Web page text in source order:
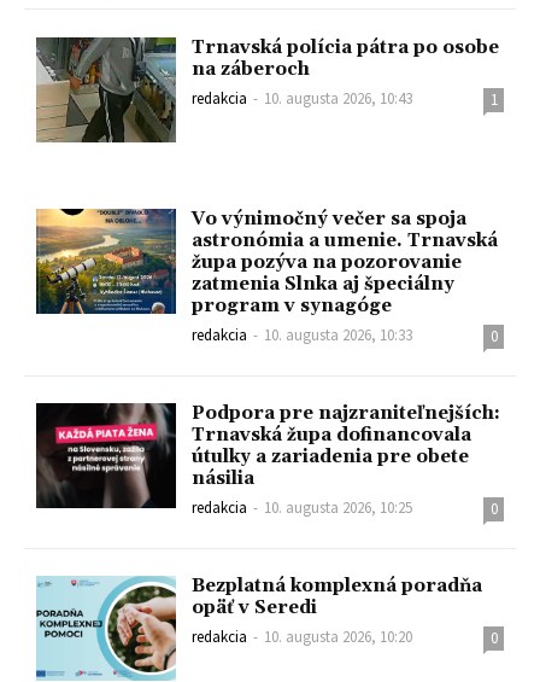
Trnavská polícia pátra po osobe
na záberoch
redakcia - 10. augusta 2026, 10:43 1
Vo výnimočný večer sa spoja
astronómia a umenie. Trnavská
župa pozýva na pozorovanie
zatmenia Slnka aj špeciálny
program v synagóge
redakcia - 10. augusta 2026, 10:33 0
Podpora pre najzraniteľnejších:
Trnavská župa dofinancovala
útulky a zariadenia pre obete
násilia
redakcia - 10. augusta 2026, 10:25 0
Bezplatná komplexná poradňa
opäť v Seredi
redakcia - 10. augusta 2026, 10:20 0